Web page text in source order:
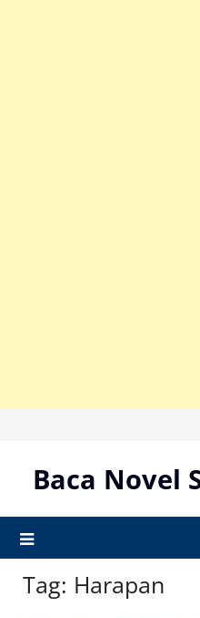
contentBaca Novel
Tag: Harapan